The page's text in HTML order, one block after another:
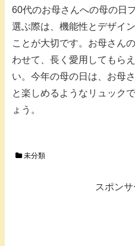
60代のお母さんへの母の日
選ぶ際は、機能性とデザイ
ことが大切です。お母さん
わせて、長く愛用してもら
い。今年の母の日は、お母
と楽しめるようなリュック
ょう。
未分類
スポン